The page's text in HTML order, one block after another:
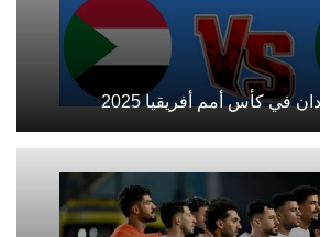
في كأس أمم أفريقيا 2025